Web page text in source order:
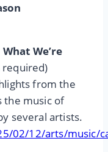
We’re
required)
from the
the music of
several artists.
02/12/arts/music/